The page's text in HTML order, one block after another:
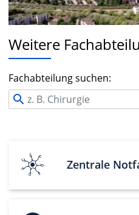
Weitere
Fachabteilung suchen:
Zentrale